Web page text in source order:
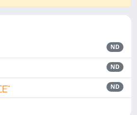
ND
ND
ND